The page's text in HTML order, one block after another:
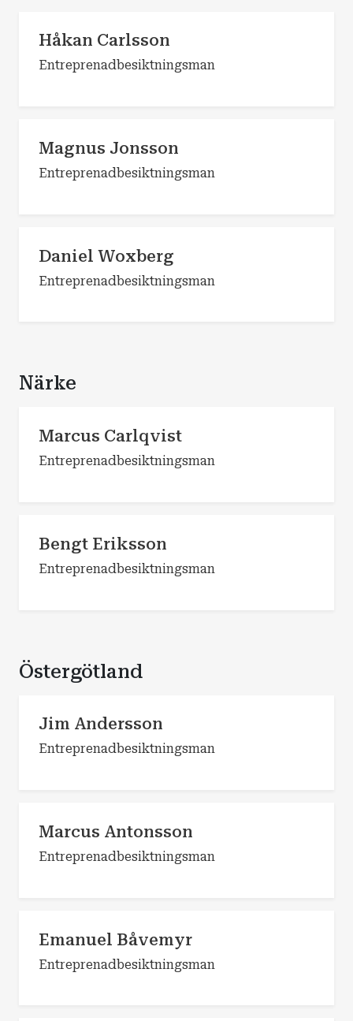
Håkan Carlsson
Entreprenadbesiktningsman
Magnus Jonsson
Entreprenadbesiktningsman
Daniel Woxberg
Entreprenadbesiktningsman
Närke
Marcus Carlqvist
Entreprenadbesiktningsman
Bengt Eriksson
Entreprenadbesiktningsman
Östergötland
Jim Andersson
Entreprenadbesiktningsman
Marcus Antonsson
Entreprenadbesiktningsman
Emanuel Båvemyr
Entreprenadbesiktningsman